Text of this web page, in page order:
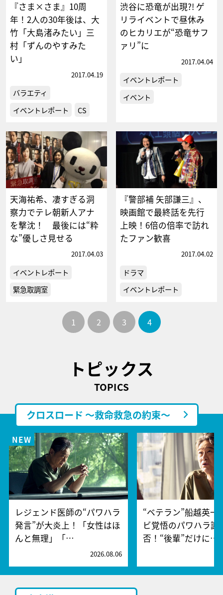
『さま×さま』10周
年！2人の30年後は、大
竹「大島渚みたい」三
村「ずんのやすみた
い」
2017.04.19
バラエティ
イベントレポート
CS
渋谷に恐竜が出現?! ゲ
リライベントで昼休み
のヒカリエが“恐竜サフ
ァリ”に
2017.04.04
イベントレポート
イベント
天海祐希、凄すぎる洞
察力でテレ朝新人アナ
を撃沈！ 最後には“粋
な”優しさ見せる
2017.04.03
イベントレポート
緊急取調室
『警部補 矢部謙三』、
映画館で最終話を先行
上映！6倍の倍率で訪れ
たファン歓喜
2017.04.02
ドラマ
イベントレポート
1 2 3 4
トピックス
TOPICS
クロスロード ～救命救急の約束～
レジェンド医師の“パワハラ
発言”が大炎上！「女性はほ
んと無理」「…
2026.08.06
“ベテラン”船越英一
ビ覚悟のパワハラ謝
否！“後輩”だけに…